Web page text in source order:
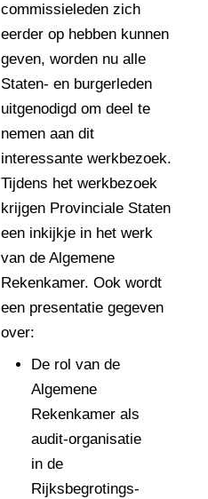
commissieleden zich
eerder op hebben kunnen
geven, worden nu alle
Staten- en burgerleden
uitgenodigd om deel te
nemen aan dit
interessante werkbezoek.
Tijdens het werkbezoek
krijgen Provinciale Staten
een inkijkje in het werk
van de Algemene
Rekenkamer. Ook wordt
een presentatie gegeven
over:
De rol van de
Algemene
Rekenkamer als
audit‑organisatie
in de
Rijksbegrotings-